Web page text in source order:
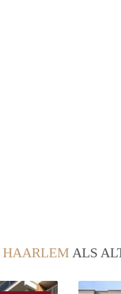
HAARLEM ALS